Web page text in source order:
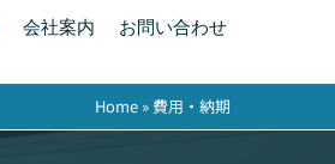
会社案内 お問い合わせ
Home » 費用・納期